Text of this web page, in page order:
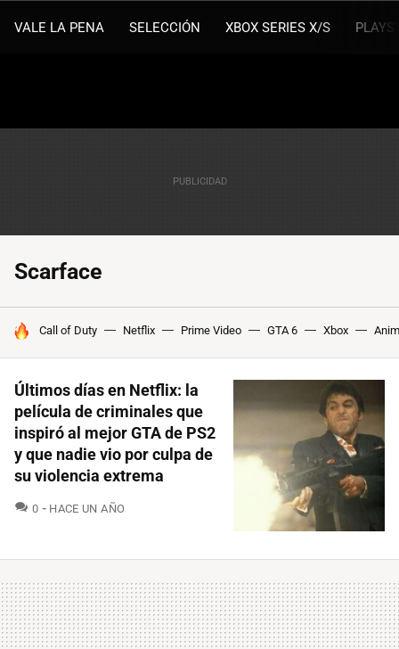
VALE LA PENA SELECCIÓN XBOX SERIES X/S
Scarface
HOY SE HABLA DE
Call of Duty Netflix Prime Video GTA 6 Xbox
Últimos días en Netflix: la
película de criminales que
inspiró al mejor GTA de PS2
y que nadie vio por culpa de
su violencia extrema
0 COMENTARIOS
HACE UN AÑO